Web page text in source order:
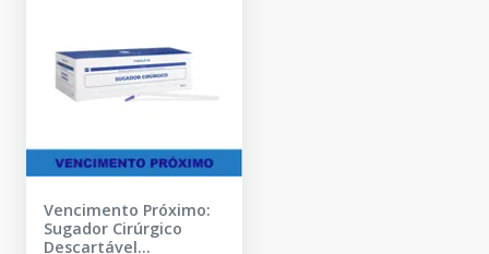
Vencimento Próximo:
Sugador Cirúrgico
Descartável